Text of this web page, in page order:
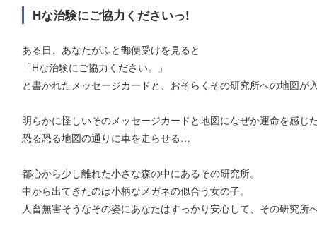
Hな治験にご協力くださいっ!
ある日、あなたがふと郵便受けを見ると
「Hな治験にご協力ください。」
と書かれたメッセージカードと、おそらくその研究所への地図が
明らかに怪しいそのメッセージカードと地図になぜか運命を感じ
恐る恐る地図の通りに車を走らせる…
都心から少し離れた小さな森の中にあるその研究所。
中から出てきたのは小柄なメガネの似合う女の子。
人畜無害そうなその姿にあなたはすっかり安心して、その研究